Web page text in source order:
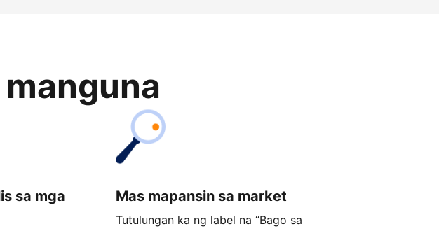
sa mga
Mas mapansin sa market
Tutulungan ka ng label na “Bago sa